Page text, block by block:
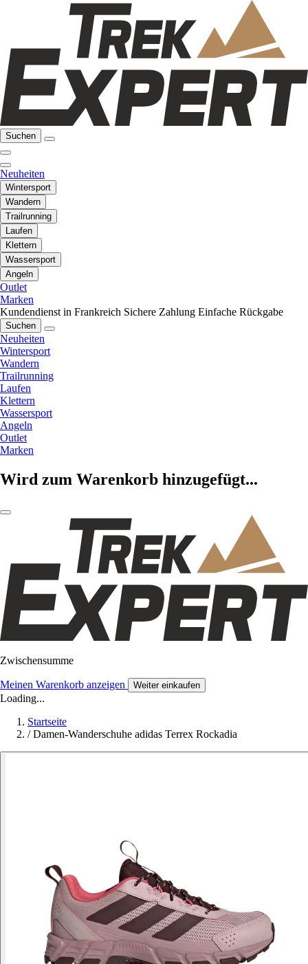
Suchen
Neuheiten
Wintersport
Wandern
Trailrunning
Laufen
Klettern
Wassersport
Angeln
Outlet
Marken
Kundendienst in Frankreich Sichere Zahlung Einfache Rückgabe
Suchen
Neuheiten
Wintersport
Wandern
Trailrunning
Laufen
Klettern
Wassersport
Angeln
Outlet
Marken
Wird zum Warenkorb hinzugefügt...
Zwischensumme
Meinen Warenkorb anzeigen Weiter einkaufen
Loading...
Startseite
/ Damen-Wanderschuhe adidas Terrex Rockadia